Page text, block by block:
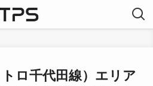
ロ千代田線）エリア